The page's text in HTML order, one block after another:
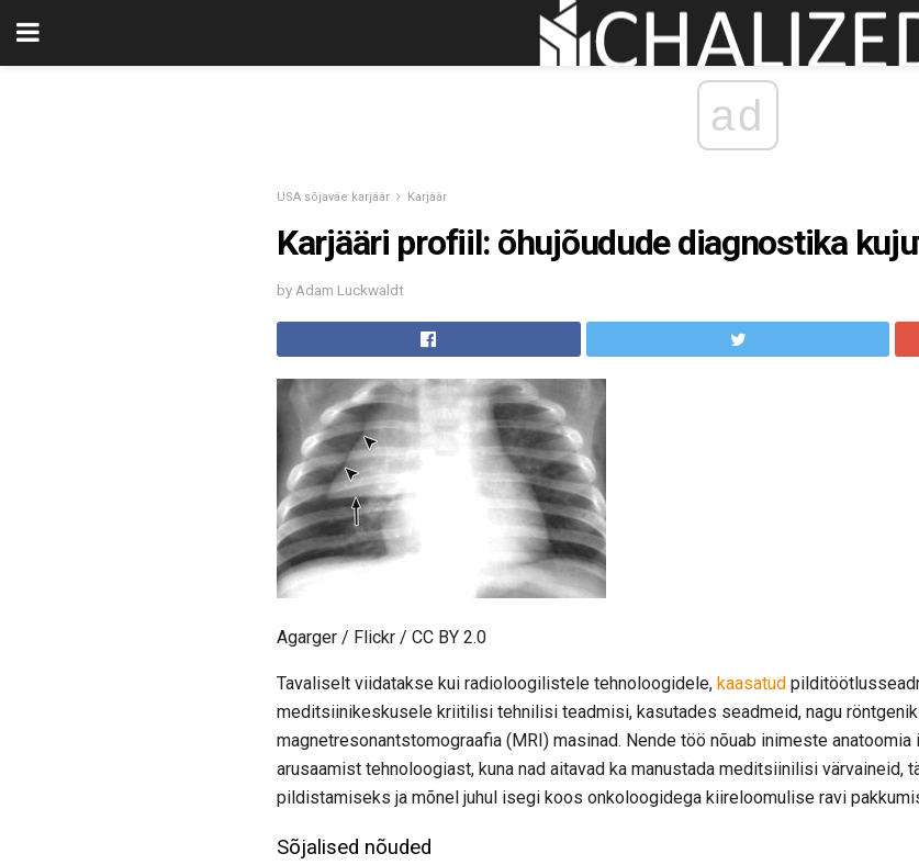
ad
USA sõjaväe karjäär Karjäär
Karjääri profiil: õhujõudude diagnostika
by Adam Luckwaldt
Agarger / Flickr / CC BY 2.0
Tavaliselt viidatakse kui radioloogilistele tehnoloogidele, kaasatud
meditsiinikeskusele kriitilisi tehnilisi teadmisi, kasutades seadmeid, nagu
magnetresonantstomograafia (MRI) masinad. Nende töö nõuab inimeste
arusaamist tehnoloogiast, kuna nad aitavad ka manustada meditsiinilisi värvaineid,
pildistamiseks ja mõnel juhul isegi koos onkoloogidega kiireloomulise ravi
Sõjalised nõuded